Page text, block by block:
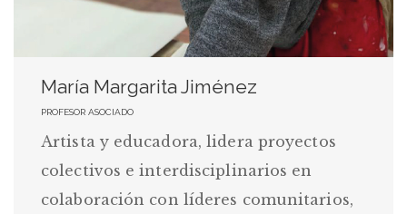
María Margarita Jiménez
PROFESOR ASOCIADO
Artista y educadora, lidera proyectos
colectivos e interdisciplinarios en
colaboración con líderes comunitarios,